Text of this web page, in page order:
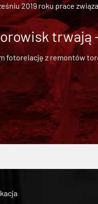
2019 roku prace
trwają
fotorelację z remontów